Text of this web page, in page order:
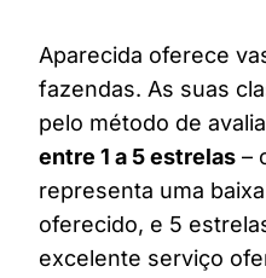
Aparecida oferece
fazendas. As suas
pelo método de
entre 1 a 5 estrelas –
representa uma
oferecido, e 5
excelente serviço